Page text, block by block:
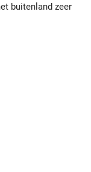
buitenland zeer